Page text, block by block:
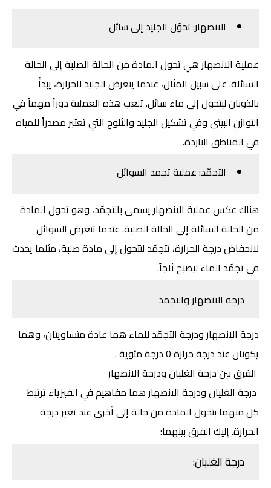
الانصهار: تحوّل الجليد إلى سائل
عملية الانصهار هي تحول المادة من الحالة الصلبة إلى الحالة
السائلة. على سبيل المثال، عندما يتعرض الجليد للحرارة، يبدأ
بالذوبان ليتحول إلى ماء سائل. تلعب هذه العملية دوراً مهماً في
التوازن البيئي وفي تشكيل الجليد والثلوج التي تعتبر مصدراً للمياه
في المناطق الباردة.
التجمّد: عملية تجمد السوائل
هناك عكس عملية الانصهار يسمى بالتجمّد، وهو تحول المادة
من الحالة السائلة إلى الحالة الصلبة. عندما تتعرض السوائل
لانخفاض درجة الحرارة، تتجمّد لتتحول إلى مادة صلبة، مثلما يحدث
في تجمّد الماء ليصبح ثلجاً.
درجه الانصهار والتجمد
درجة الانصهار ودرجة التجمّد للماء هما عادة متساويتان، وهما
يكونان عند درجة حرارة 0 درجة مئوية .
الفرق بين درجة الغليان ودرجة الانصهار
درجة الغليان ودرجة الانصهار هما مفاهيم في الفيزياء ترتبط
كل منهما بتحول المادة من حالة إلى أخرى عند تغير درجة
الحرارة. إليك الفرق بينهما:
درجة الغليان: